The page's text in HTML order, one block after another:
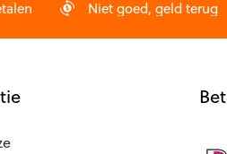
Niet goed, geld terug